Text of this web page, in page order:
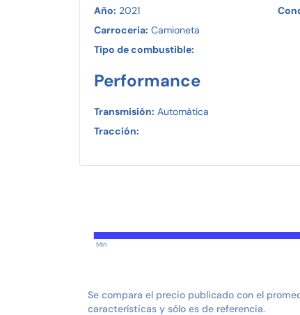
Año: 2021
Carroceria: Camioneta
Tipo de combustible:
Performance
Transmisión: Automática
Tracción:
Min
Se compara el precio publicado con el
características y sólo es de referencia.